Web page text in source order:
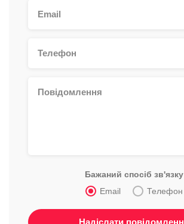
Бажаний спосіб зв'язку
Email
Телефон